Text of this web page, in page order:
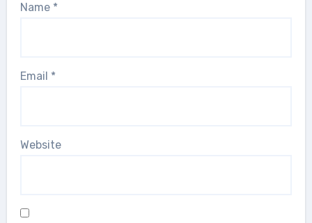
Name *
Email *
Website